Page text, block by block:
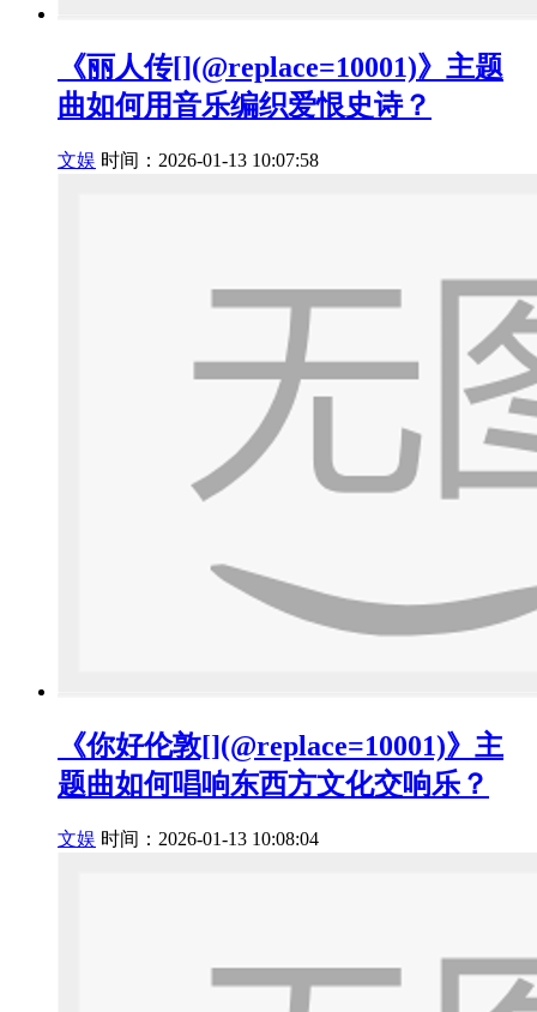
《丽人传[](@replace=10001)》主题
曲如何用音乐编织爱恨史诗？
文娱 时间：2026-01-13 10:07:58
《你好伦敦[](@replace=10001)》主
题曲如何唱响东西方文化交响乐？
文娱 时间：2026-01-13 10:08:04